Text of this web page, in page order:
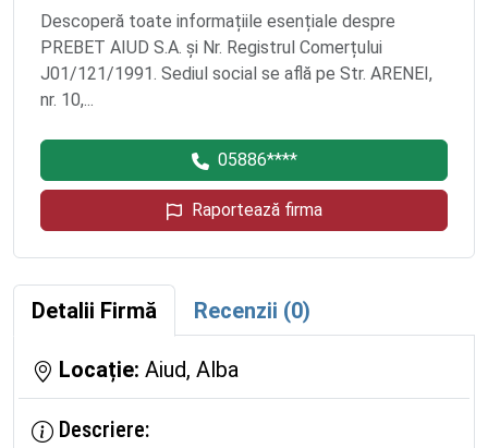
Descoperă toate informațiile esențiale despre
PREBET AIUD S.A. și Nr. Registrul Comerțului
J01/121/1991. Sediul social se află pe Str. ARENEI,
nr. 10,...
05886****
Raportează firma
Detalii Firmă Recenzii (0)
Locație: Aiud, Alba
Descriere: